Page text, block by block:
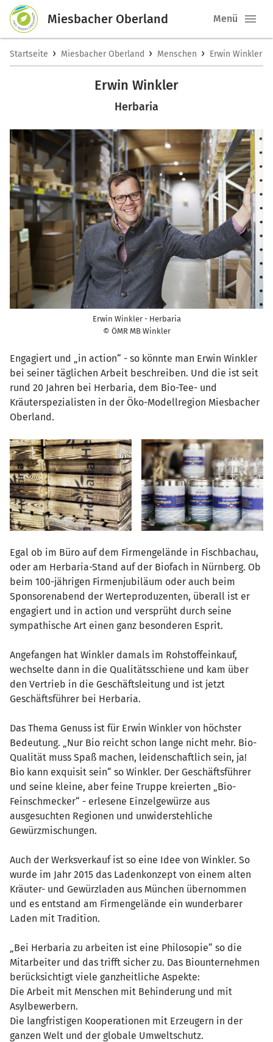
Miesbacher Oberland Menü
Startseite › Miesbacher Oberland › Menschen › Erwin Winkler
Erwin Winkler
Herbaria
Erwin Winkler - Herbaria
© ÖMR MB Winkler
Engagiert und „in action“ - so könnte man Erwin Winkler
bei seiner täglichen Arbeit beschreiben. Und die ist seit
rund 20 Jahren bei Herbaria, dem Bio-Tee- und
Kräuterspezialisten in der Öko-Modellregion Miesbacher
Oberland.
Egal ob im Büro auf dem Firmengelände in Fischbachau,
oder am Herbaria-Stand auf der Biofach in Nürnberg. Ob
beim 100-jährigen Firmenjubiläum oder auch beim
Sponsorenabend der Werteproduzenten, überall ist er
engagiert und in action und versprüht durch seine
sympathische Art einen ganz besonderen Esprit.
Angefangen hat Winkler damals im Rohstoffeinkauf,
wechselte dann in die Qualitätsschiene und kam über
den Vertrieb in die Geschäftsleitung und ist jetzt
Geschäftsführer bei Herbaria.
Das Thema Genuss ist für Erwin Winkler von höchster
Bedeutung. „Nur Bio reicht schon lange nicht mehr. Bio-
Qualität muss Spaß machen, leidenschaftlich sein, ja!
Bio kann exquisit sein“ so Winkler. Der Geschäftsführer
und seine kleine, aber feine Truppe kreierten „Bio-
Feinschmecker“ - erlesene Einzelgewürze aus
ausgesuchten Regionen und unwiderstehliche
Gewürzmischungen.
Auch der Werksverkauf ist so eine Idee von Winkler. So
wurde im Jahr 2015 das Ladenkonzept von einem alten
Kräuter- und Gewürzladen aus München übernommen
und es entstand am Firmengelände ein wunderbarer
Laden mit Tradition.
„Bei Herbaria zu arbeiten ist eine Philosopie“ so die
Mitarbeiter und das trifft sicher zu. Das Biounternehmen
berücksichtigt viele ganzheitliche Aspekte:
Die Arbeit mit Menschen mit Behinderung und mit
Asylbewerbern.
Die langfristigen Kooperationen mit Erzeugern in der
ganzen Welt und der globale Umweltschutz.